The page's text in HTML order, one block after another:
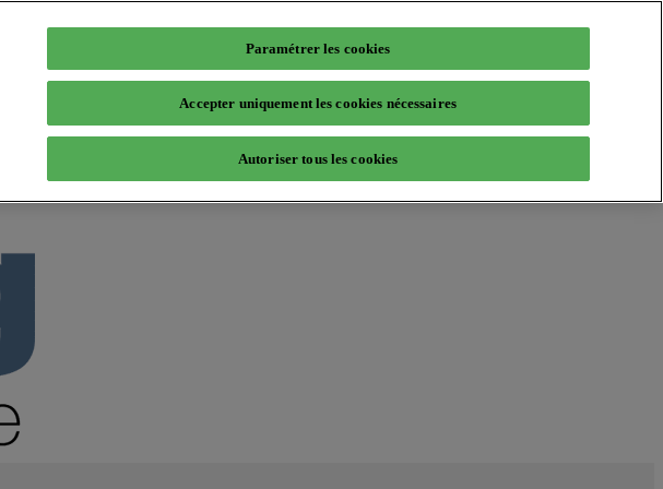
Paramétrer les cookies
Accepter uniquement les cookies nécessaires
Autoriser tous les cookies